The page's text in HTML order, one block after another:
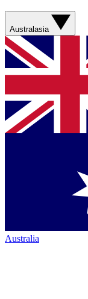
Australasia
Australia